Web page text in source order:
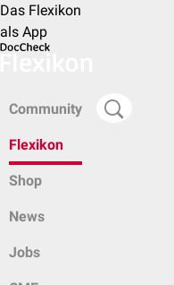
Das Flexikon
als App
Community
Flexikon
Shop
News
Jobs